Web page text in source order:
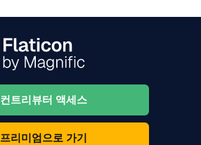
컨트리뷰터 액세스
프리미엄으로 가기